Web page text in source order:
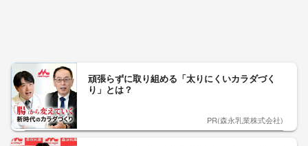
頑張らずに取り組める「太りにくいカラダづく
り」とは？
PR(森永乳業株式会社)